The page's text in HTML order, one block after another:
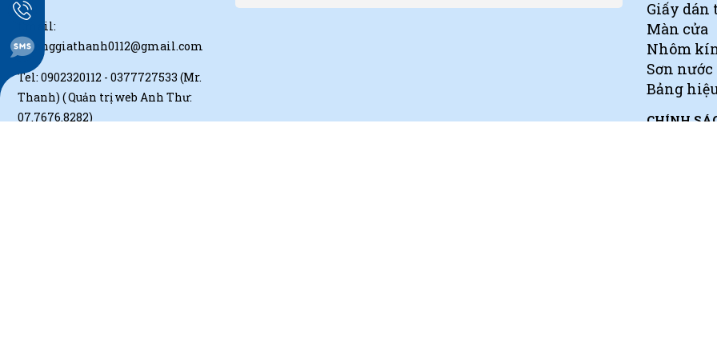
Email:
hoanggiathanh0112@gmail.com
Tel: 0902320112 - 0377727533 (Mr.
Thanh) ( Quản trị web Anh Thư:
07.7676.8282)
Giấy dán
Màn cửa
Nhôm
Sơn nước
Bảng
CHÍNH